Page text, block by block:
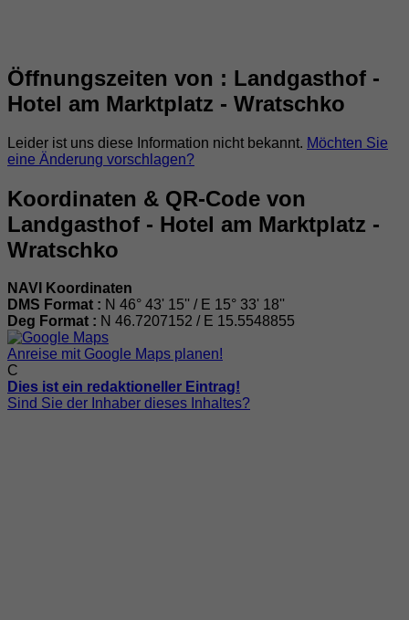
Öffnungszeiten von : Landgasthof -
Hotel am Marktplatz - Wratschko
Leider ist uns diese Information nicht bekannt. Möchten Sie
eine Änderung vorschlagen?
Koordinaten & QR-Code von
Landgasthof - Hotel am Marktplatz -
Wratschko
NAVI Koordinaten
DMS Format : N 46° 43' 15'' / E 15° 33' 18''
Deg Format : N 46.7207152 / E 15.5548855
Anreise mit Google Maps planen!
C
Dies ist ein redaktioneller Eintrag!
Sind Sie der Inhaber dieses Inhaltes?